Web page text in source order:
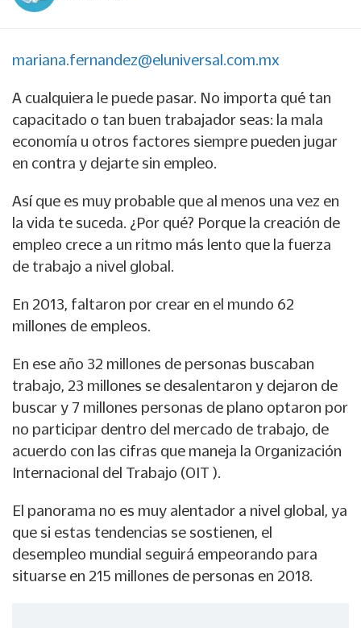
mariana.fernandez@eluniversal.com.mx
A cualquiera le puede pasar. No importa qué tan
capacitado o tan buen trabajador seas: la mala
economía u otros factores siempre pueden jugar
en contra y dejarte sin empleo.
Así que es muy probable que al menos una vez en
la vida te suceda. ¿Por qué? Porque la creación de
empleo crece a un ritmo más lento que la fuerza
de trabajo a nivel global.
En 2013, faltaron por crear en el mundo 62
millones de empleos.
En ese año 32 millones de personas buscaban
trabajo, 23 millones se desalentaron y dejaron de
buscar y 7 millones personas de plano optaron por
no participar dentro del mercado de trabajo, de
acuerdo con las cifras que maneja la Organización
Internacional del Trabajo (OIT ).
El panorama no es muy alentador a nivel global, ya
que si estas tendencias se sostienen, el
desempleo mundial seguirá empeorando para
situarse en 215 millones de personas en 2018.